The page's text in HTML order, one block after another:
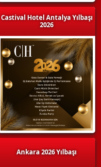
Castival Hotel Antalya Yılbaşı
2026
Ankara 2026 Yılbaşı